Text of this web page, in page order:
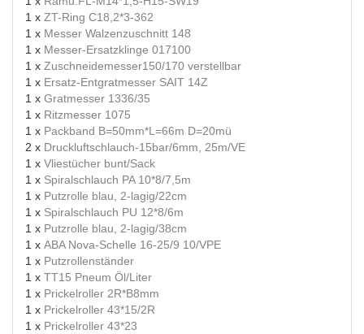
1 x ZT-Ring C18,2*3-362
1 x Messer Walzenzuschnitt 148
1 x Messer-Ersatzklinge 017100
1 x Zuschneidemesser150/170 verstellbar
1 x Ersatz-Entgratmesser SAIT 14Z
1 x Gratmesser 1336/35
1 x Ritzmesser 1075
1 x Packband B=50mm*L=66m D=20mü
2 x Druckluftschlauch-15bar/6mm, 25m/VE
1 x Vliestücher bunt/Sack
1 x Spiralschlauch PA 10*8/7,5m
1 x Putzrolle blau, 2-lagig/22cm
1 x Spiralschlauch PU 12*8/6m
1 x Putzrolle blau, 2-lagig/38cm
1 x ABA Nova-Schelle 16-25/9 10/VPE
1 x Putzrollenständer
1 x TT15 Pneum Öl/Liter
1 x Prickelroller 2R*B8mm
1 x Prickelroller 43*15/2R
1 x Prickelroller 43*23